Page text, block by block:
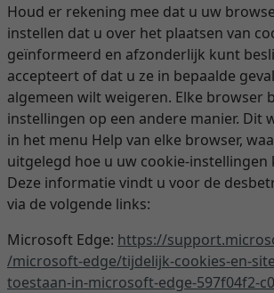
Houd er rekening mee dat u uw
instellen dat u over het plaatsen van
geïnformeerd en afzonderlijk kunt
accepteert of dat u ze in bepaalde
algemeen wilt weigeren. Elke browser
instellingen op een andere manier. Dit
in het menu Help van elke browser,
uitgelegd hoe u uw cookie-instellingen
Deze informatie vindt u voor de
via de volgende links:
Microsoft Edge: https://
/microsoft-edge/tijdelijk-cookies-en-
toestaan-in-microsoft-edge-597f04f2-